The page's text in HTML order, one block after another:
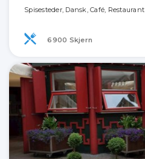
Spisesteder, Dansk, Café, Restaurant
6900 Skjern